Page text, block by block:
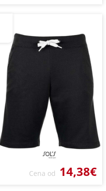
Cena od 14,38€